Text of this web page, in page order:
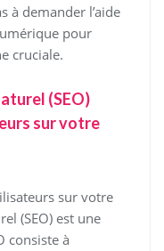
à demander l’aide
pour
cruciale.
(SEO)
sur votre
sur votre
(SEO) est une
consiste à